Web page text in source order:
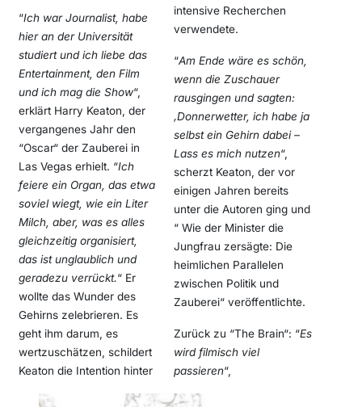
“Ich war Journalist, habe
hier an der Universität
studiert und ich liebe das
Entertainment, den Film
und ich mag die Show“,
erklärt Harry Keaton, der
vergangenes Jahr den
“Oscar“ der Zauberei in
Las Vegas erhielt. “Ich
feiere ein Organ, das etwa
soviel wiegt, wie ein Liter
Milch, aber, was es alles
gleichzeitig organisiert,
das ist unglaublich und
geradezu verrückt.“ Er
wollte das Wunder des
Gehirns zelebrieren. Es
geht ihm darum, es
wertzuschätzen, schildert
Keaton die Intention hinter
intensive Recherchen
verwendete.
“Am Ende wäre es schön,
wenn die Zuschauer
rausgingen und sagten:
‚Donnerwetter, ich habe ja
selbst ein Gehirn dabei –
Lass es mich nutzen“,
scherzt Keaton, der vor
einigen Jahren bereits
unter die Autoren ging und
“ Wie der Minister die
Jungfrau zersägte: Die
heimlichen Parallelen
zwischen Politik und
Zauberei“ veröffentlichte.
Zurück zu “The Brain“: “Es
wird filmisch viel
passieren“,